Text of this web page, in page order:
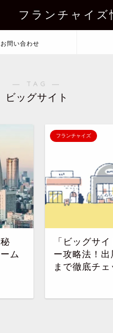
フランチャイズ
お問い合わせ
― TAG ―
ビッグサイト
ム
フランチャイズ
「ビッグサ
ー攻略法！
まで徹底チェ